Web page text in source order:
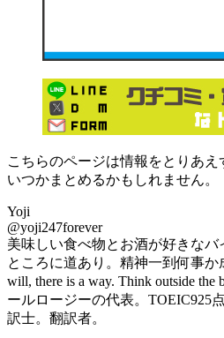
こちらのページは情報をとりあえ
いつかまとめるかもしれません。
Yoji
@yoji247forever
美味しい食べ物とお酒が好きな
ところに道あり。精神一到何事か
will, there is a way. Think outside
ールロージーの代表。TOEIC925
訳士。翻訳者。